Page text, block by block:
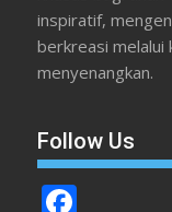
inspiratif,
berkreasi melalui
menyenangkan.
Follow Us